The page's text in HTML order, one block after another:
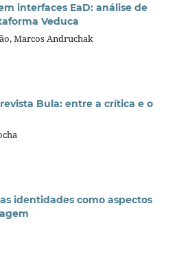
interfaces EaD: análise de
Veduca
Marcos Andruchak
Bula: entre a crítica e o
identidades como aspectos